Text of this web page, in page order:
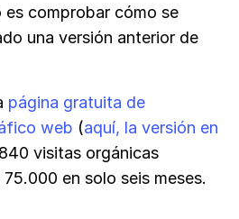
es comprobar cómo se
una versión anterior de
página gratuita de
web (aquí, la versión en
visitas orgánicas
en solo seis meses.